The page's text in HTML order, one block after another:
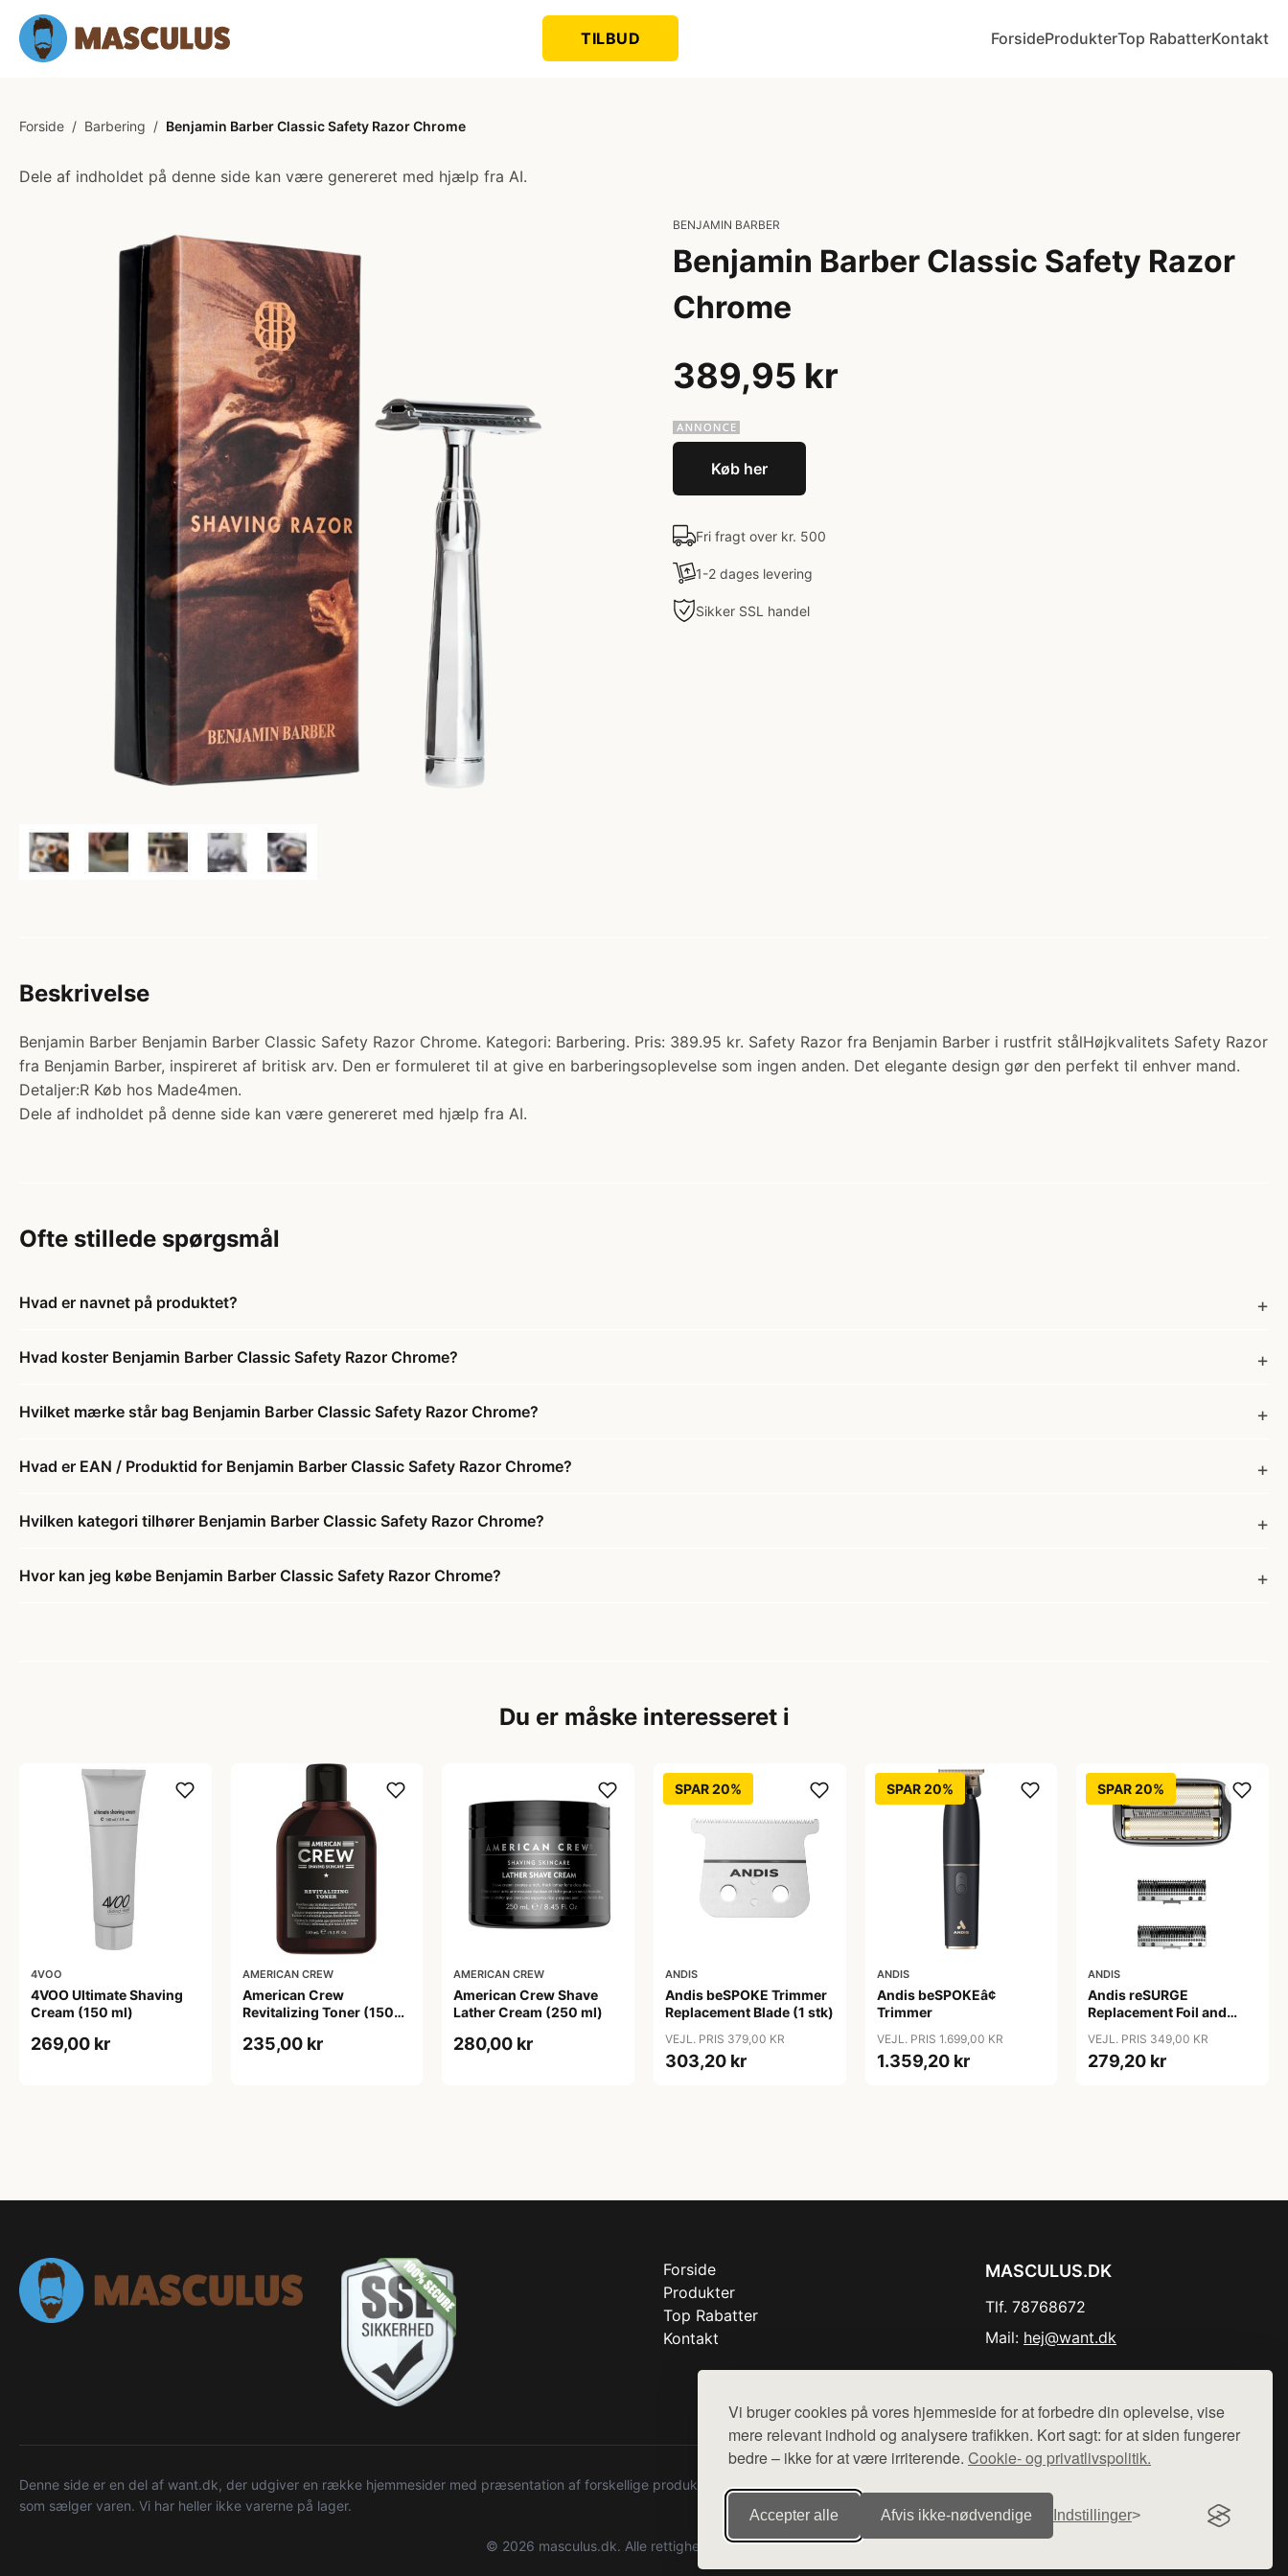
Vi bruger cookies på vores hjemmeside for at forbedre din oplevelse, vise
mere relevant indhold og analysere trafikken. Kort sagt: for at siden fungerer
bedre – ikke for at være irriterende. Cookie- og privatlivspolitik.
Accepter alle Afvis ikke‑nødvendige Indstillinger
TILBUD ForsideProdukterTop RabatterKontakt
Forside / Barbering / Benjamin Barber Classic Safety Razor Chrome
Dele af indholdet på denne side kan være genereret med hjælp fra AI.
BENJAMIN BARBER
Benjamin Barber Classic Safety Razor
Chrome
389,95 kr
Køb her
Fri fragt over kr. 500
1-2 dages levering
Sikker SSL handel
Beskrivelse
Benjamin Barber Benjamin Barber Classic Safety Razor Chrome. Kategori: Barbering. Pris: 389.95 kr. Safety Razor fra Benjamin Barber i rustfrit stålHøjkvalitets Safety Razor
fra Benjamin Barber, inspireret af britisk arv. Den er formuleret til at give en barberingsoplevelse som ingen anden. Det elegante design gør den perfekt til enhver mand.
Detaljer:R Køb hos Made4men.
Dele af indholdet på denne side kan være genereret med hjælp fra AI.
Ofte stillede spørgsmål
Hvad er navnet på produktet?
Hvad koster Benjamin Barber Classic Safety Razor Chrome?
Hvilket mærke står bag Benjamin Barber Classic Safety Razor Chrome?
Hvad er EAN / Produktid for Benjamin Barber Classic Safety Razor Chrome?
Hvilken kategori tilhører Benjamin Barber Classic Safety Razor Chrome?
Hvor kan jeg købe Benjamin Barber Classic Safety Razor Chrome?
Du er måske interesseret i
4VOO
4VOO Ultimate Shaving
Cream (150 ml)
269,00 kr
AMERICAN CREW
American Crew
Revitalizing Toner (150
235,00 kr
AMERICAN CREW
American Crew Shave
Lather Cream (250 ml)
280,00 kr
SPAR 20%
ANDIS
Andis beSPOKE Trimmer
Replacement Blade (1 stk)
VEJL. PRIS 379,00 KR
303,20 kr
SPAR 20%
ANDIS
Andis beSPOKEâ¢
Trimmer
VEJL. PRIS 1.699,00 KR
1.359,20 kr
SPAR 20%
ANDIS
Andis reSURGE
Replacement Foil and
VEJL. PRIS 349,00 KR
279,20 kr
Forside
Produkter
Top Rabatter
Kontakt
MASCULUS.DK
Tlf. 78768672
Mail: hej@want.dk
Denne side er en del af want.dk, der udgiver en række hjemmesider med præsentation af forskellige produkter fra diverse webshops. Der sælges ikke varer fra denne side - vi henviser til de shops,
som sælger varen. Vi har heller ikke varerne på lager.
© 2026 masculus.dk. Alle rettigheder forbeholdes.